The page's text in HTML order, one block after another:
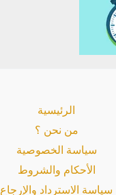
الرئيسية
من نحن ؟
سياسة الخصوصية
الأحكام والشروط
سياسة الاسترداد والإرجاع